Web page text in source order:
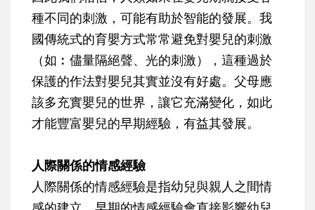
種不同的刺激，可能有助於智能的發展。我
國傳統式的育嬰方式常常避免對嬰兒的刺激
（如︰儘量隔絕聲、光的刺激），這種過於
保護的作法對嬰兒其實並沒有好處。父母應
該多充實嬰兒的世界，讓它充滿變化，如此
才能豐富嬰兒的早期經驗，有益其發展。
人際關係的情感經驗
人際關係的情感經驗是指幼兒與親人之間情